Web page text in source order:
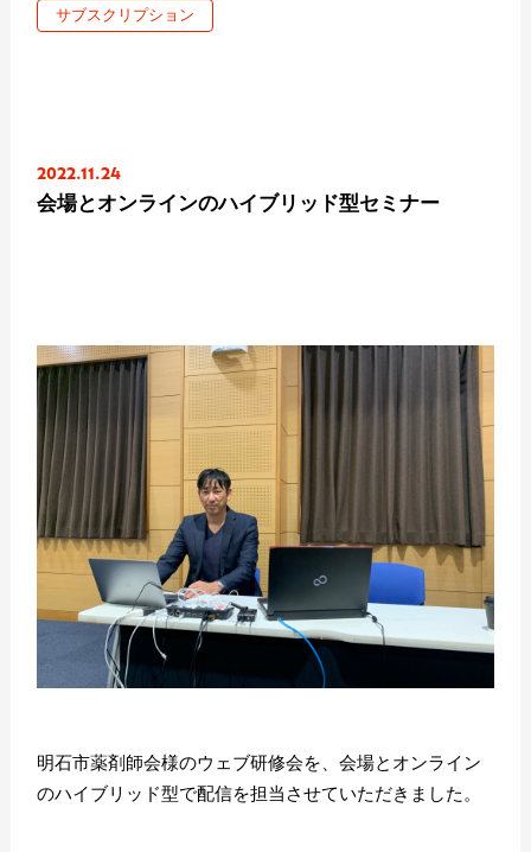
サブスクリプション
2022.11.24
会場とオンラインのハイブリッド型セミナー
明石市薬剤師会様のウェブ研修会を、会場とオンライン
のハイブリッド型で配信を担当させていただきました。